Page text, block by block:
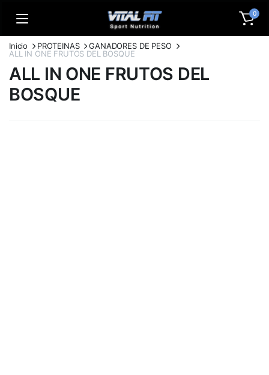
0
Inicio PROTEINAS
GANADORES DE PESO
ALL IN ONE FRUTOS DEL BOSQUE
ALL IN ONE FRUTOS DEL
BOSQUE